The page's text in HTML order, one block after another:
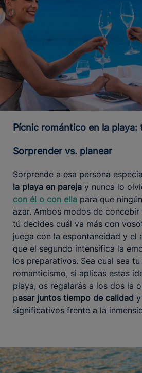
Pícnic romántico en la
Sorprender vs. planear
Sorprende a esa persona
la playa en pareja y nunca lo
con él o con ella para que
azar. Ambos modos de
tú decides cuál va más con
juega con la espontaneidad y el
que el segundo intensifica la
los preparativos. Sea cual sea
romanticismo, si aplicas estas
playa, os regalarás a los dos la
pasar juntos tiempo de calidad
significativos frente a la